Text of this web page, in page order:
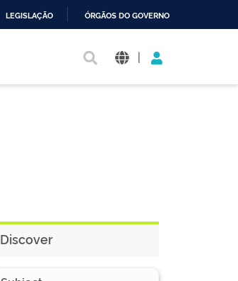
LEGISLAÇÃO ÓRGÃOS DO GOVERNO
|
Discover